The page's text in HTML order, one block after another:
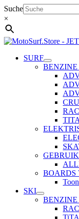
Ga
naar
de
inhoud
Suche
×
SURF
BOARDS
SKI